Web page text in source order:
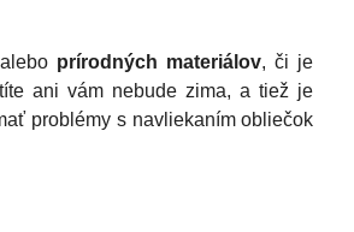
alebo prírodných materiálov, či je
ani vám nebude zima, a tiež je
problémy s navliekaním obliečok